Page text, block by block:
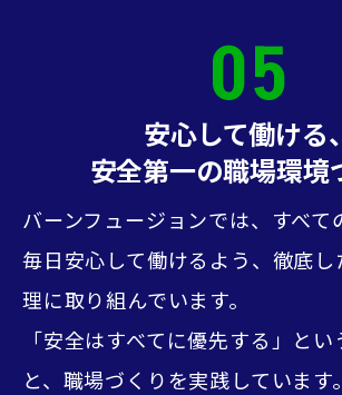
05
安心して働ける、
安全第一の職場環境
バーンフュージョンでは、すべて
毎日安心して働けるよう、 徹底し
理に取り組んでいます。
「安全はすべてに優先する」と
と、職場づくりを実践しています。